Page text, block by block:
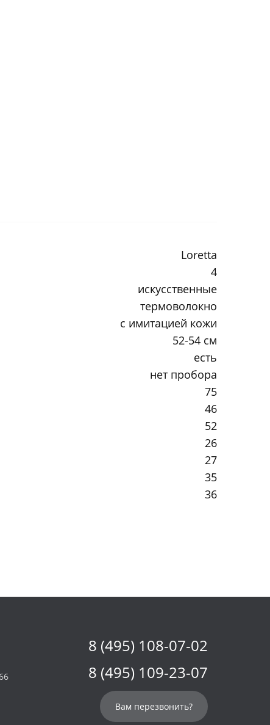
Loretta
4
искусственные
термоволокно
с имитацией кожи
52-54 см
есть
нет пробора
75
46
52
26
27
35
36
8 (495) 108-07-02
8 (495) 109-23-07
Вам перезвонить?